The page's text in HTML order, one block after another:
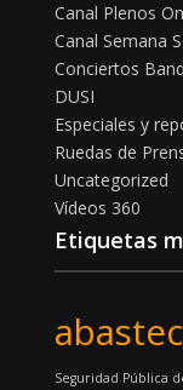
Canal Plenos
Canal Semana
Conciertos
DUSI
Especiales y
Ruedas de
Uncategorized
Vídeos 360
Etiquetas
Seguridad Pública